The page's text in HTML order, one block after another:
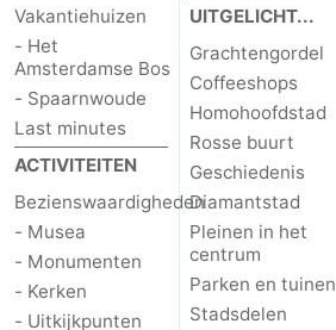
Vakantiehuizen
- Het
Amsterdamse Bos
- Spaarnwoude
Last minutes
ACTIVITEITEN
Bezienswaardigheden
- Musea
- Monumenten
- Kerken
- Uitkijkpunten
UITGELICHT...
Grachtengordel
Coffeeshops
Homohoofdstad
Rosse buurt
Geschiedenis
Diamantstad
Pleinen in het
centrum
Parken en tuinen
Stadsdelen